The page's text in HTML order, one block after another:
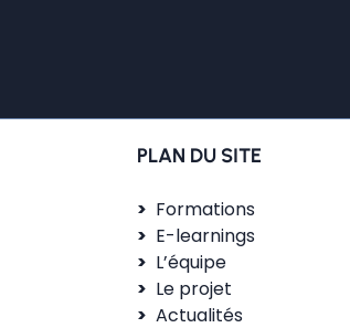
PLAN DU SITE
Formations
E-learnings
L’équipe
Le projet
Actualités